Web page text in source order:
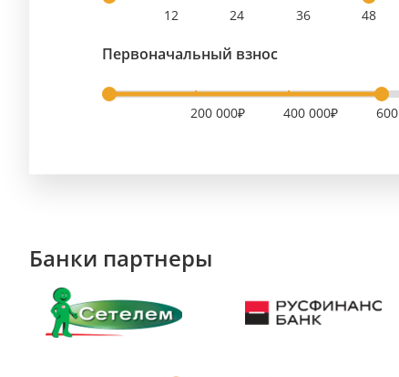
12 24 36 48
Первоначальный взнос
200 000₽ 400 000₽
Банки партнеры